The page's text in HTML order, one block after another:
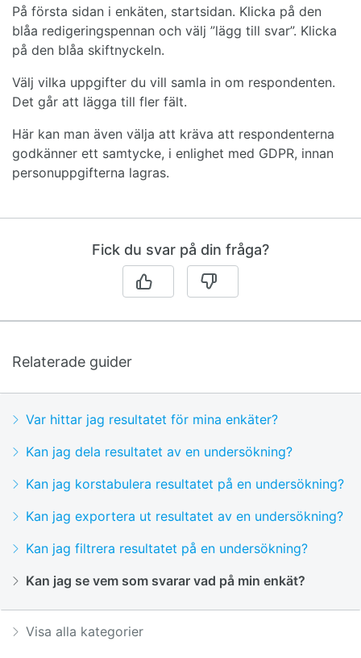
På första sidan i enkäten, startsidan. Klicka på den
blåa redigeringspennan och välj ”lägg till svar”. Klicka
på den blåa skiftnyckeln.
Välj vilka uppgifter du vill samla in om respondenten.
Det går att lägga till fler fält.
Här kan man även välja att kräva att respondenterna
godkänner ett samtycke, i enlighet med GDPR, innan
personuppgifterna lagras.
Fick du svar på din fråga?
Relaterade guider
Var hittar jag resultatet för mina enkäter?
Kan jag dela resultatet av en undersökning?
Kan jag korstabulera resultatet på en undersökning?
Kan jag exportera ut resultatet av en undersökning?
Kan jag filtrera resultatet på en undersökning?
Kan jag se vem som svarar vad på min enkät?
Visa alla kategorier